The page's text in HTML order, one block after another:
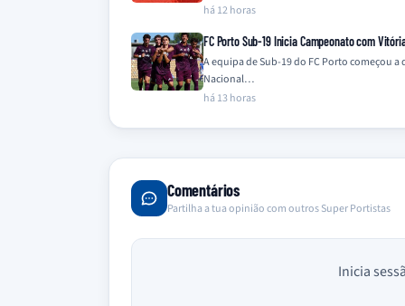
há 12 horas
FC Porto Sub-19 Inicia Campeonato com
A equipa de Sub-19 do FC Porto começou
Nacional…
há 13 horas
Comentários
Partilha a tua opinião com outros Super Portistas
Inicia